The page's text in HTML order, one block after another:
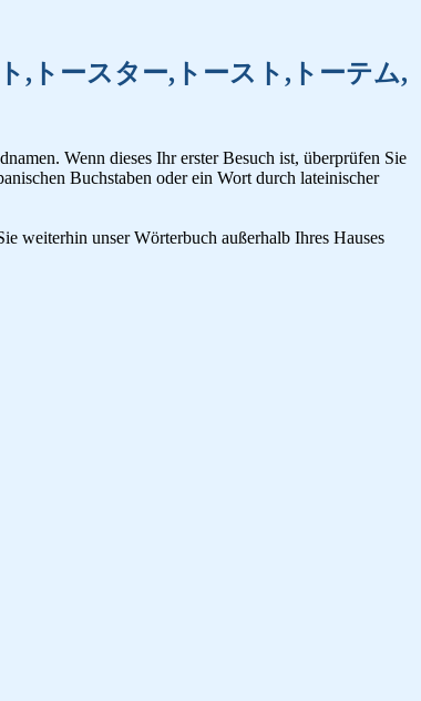
,トースター,トースト,トーテム,
Wenn dieses Ihr erster Besuch ist, überprüfen Sie
Buchstaben oder ein Wort durch lateinischer
weiterhin unser Wörterbuch außerhalb Ihres Hauses